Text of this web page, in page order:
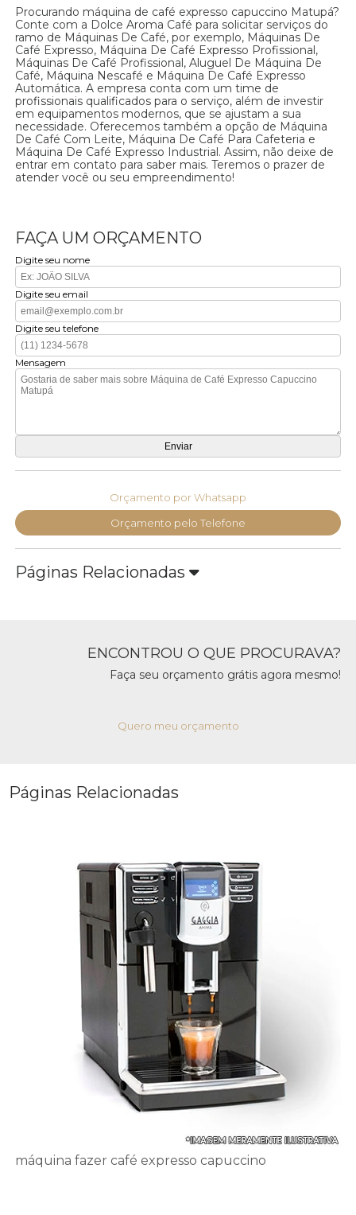
Procurando máquina de café expresso capuccino Matupá?
Conte com a Dolce Aroma Café para solicitar serviços do
ramo de Máquinas De Café, por exemplo, Máquinas De
Café Expresso, Máquina De Café Expresso Profissional,
Máquinas De Café Profissional, Aluguel De Máquina De
Café, Máquina Nescafé e Máquina De Café Expresso
Automática. A empresa conta com um time de
profissionais qualificados para o serviço, além de investir
em equipamentos modernos, que se ajustam a sua
necessidade. Oferecemos também a opção de Máquina
De Café Com Leite, Máquina De Café Para Cafeteria e
Máquina De Café Expresso Industrial. Assim, não deixe de
entrar em contato para saber mais. Teremos o prazer de
atender você ou seu empreendimento!
FAÇA UM ORÇAMENTO
Digite seu nome
Digite seu email
Digite seu telefone
Mensagem
Orçamento por Whatsapp
Orçamento pelo Telefone
Páginas Relacionadas
ENCONTROU O QUE PROCURAVA?
Faça seu orçamento grátis agora mesmo!
Quero meu orçamento
Páginas Relacionadas
máquina fazer café expresso capuccino